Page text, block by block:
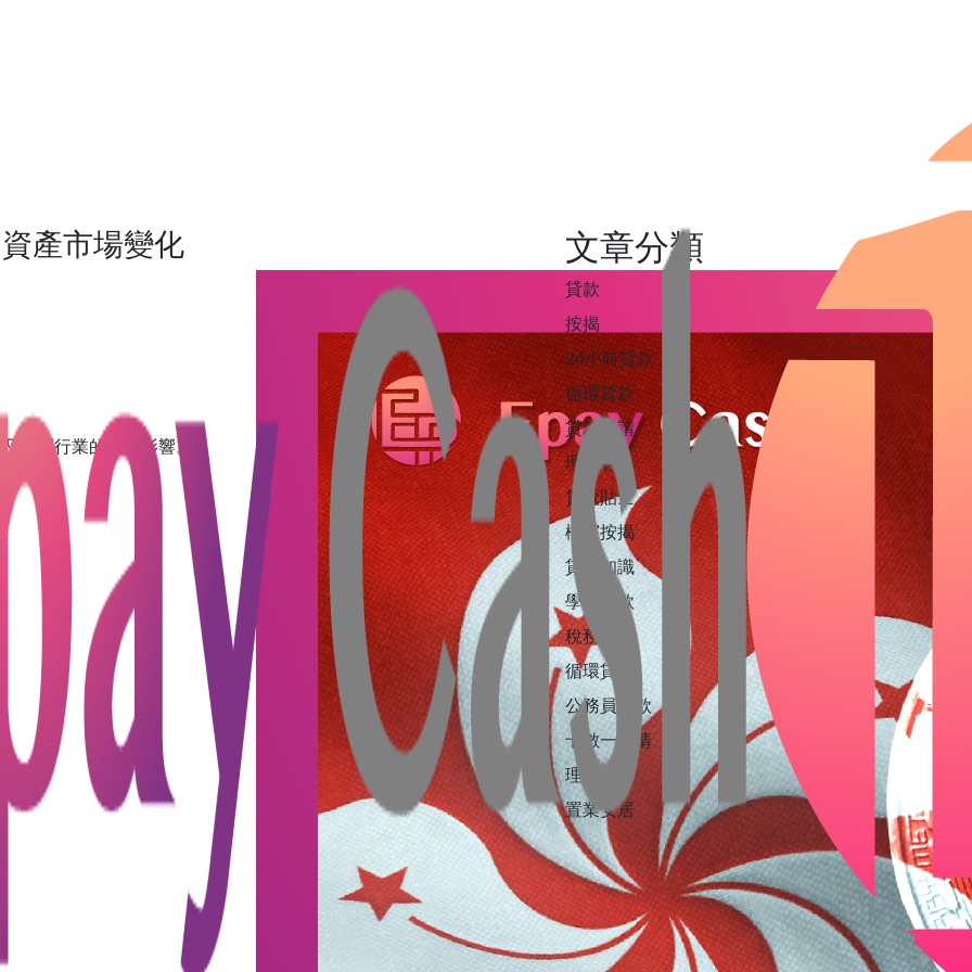
產市場變化
相關行業的深遠影響。
文章分類
貸款
按揭
24小時貸款
循環貸款
貸款申請
理財有道
貸款貼士
樓宇按揭
貸款知識
學生貸款
稅務貸款
循環貸款
公務員貸款
卡數一筆清
理財投資
置業安居